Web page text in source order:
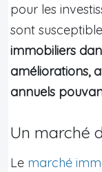
pour les
sont
immobiliers
améliorations,
annuels
Un marché
Le marché